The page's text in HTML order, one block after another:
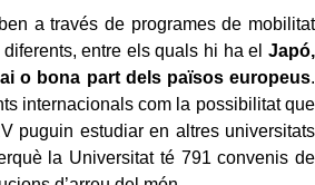
a través de programes de mobilitat
entre els quals hi ha el Japó,
o bona part dels països europeus.
internacionals com la possibilitat que
puguin estudiar en altres universitats
la Universitat té 791 convenis de